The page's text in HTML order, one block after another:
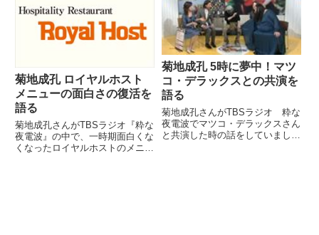
ったビートメイカー、Clap!Clap!
というビートメ...
菊地成孔 ロイヤルホスト
メニューの面白さの復活を
語る
菊地成孔さんがTBSラジオ『粋な
夜電波』の中で、一時期面白くな
くなったロイヤルホストのメニュ
菊地成孔 5時に夢中！マツ
コ・デラックスとの共演を
語る
菊地成孔さんがTBSラジオ 粋な
夜電波でマツコ・デラックスさん
と共演した時の話をしていまし